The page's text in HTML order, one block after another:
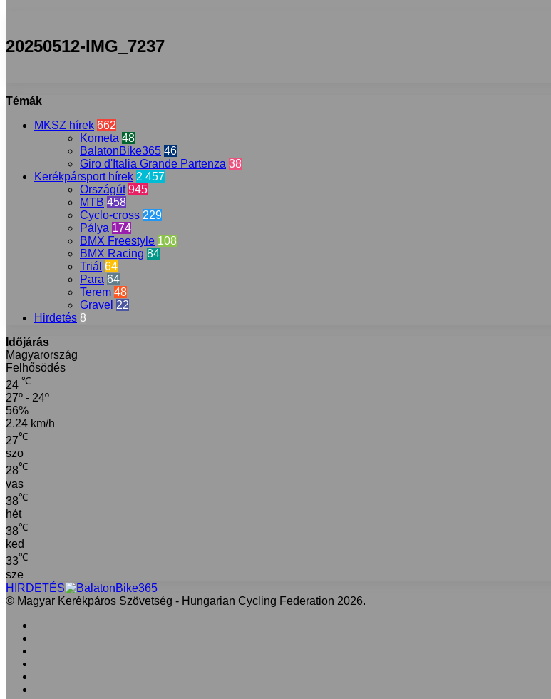
20250512-IMG_7237
Témák
MKSZ hírek 662
Kometa 48
BalatonBike365 46
Giro d'Italia Grande Partenza 38
Kerékpársport hírek 2 457
Országút 945
MTB 458
Cyclo-cross 229
Pálya 174
BMX Freestyle 108
BMX Racing 84
Triál 64
Para 64
Terem 48
Gravel 22
Hirdetés 8
Időjárás
Magyarország
Felhősödés
24 ℃
27º - 24º
56%
2.24 km/h
27℃
szo
28℃
vas
38℃
hét
38℃
ked
33℃
sze
HIRDETÉS
© Magyar Kerékpáros Szövetség - Hungarian Cycling Federation 2026.